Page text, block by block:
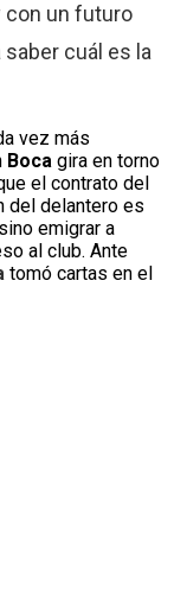
con un futuro
cuál es la
vez más
Bocagira en torno
el contrato del
del delantero es
emigrar a
al club. Ante
tomó cartas en el